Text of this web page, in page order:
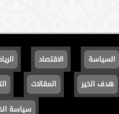
السياسة الاقتصاد
هدف الخير المقالات
سياسة